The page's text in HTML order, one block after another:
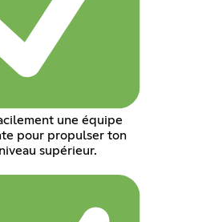
une équipe
pour propulser ton
supérieur.